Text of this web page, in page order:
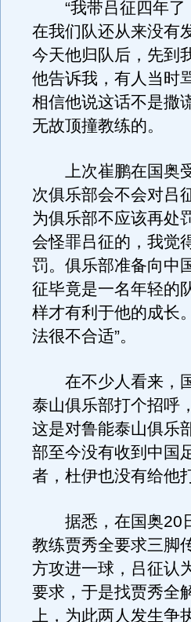
“我带吕征四年了
在我们队还从来没有
今天他归队后，先到
他告诉我，有人当时
相信他说这话不是撒
无故顶撞教练的。
上次崔鹏在国奥受
次俱乐部会不会对吕
为俱乐部不应该再处
会怪罪吕征的，我觉
罚。俱乐部准备向中
征毕竟是一名年轻的
样才有利于他的成长
法很不合适”。
在不少人看来，国
泰山俱乐部打个招呼
这是对鲁能泰山俱乐
部至今没有收到中国
者，杜伊也没有给他
据悉，在国奥20日
教练贾秀全要求三脚
方攻进一球，吕征认
要求，于是找贾秀全
上，为此两人发生争